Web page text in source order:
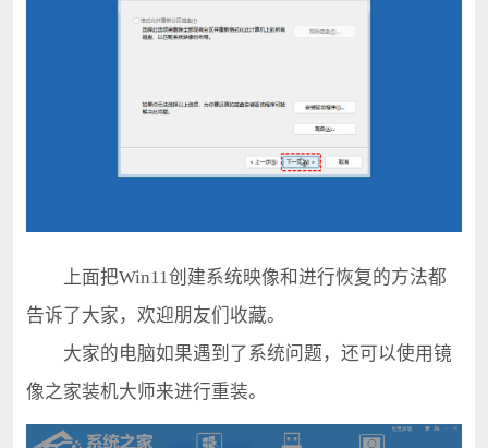
上面把Win11创建系统映像和进行恢复的方法都
告诉了大家，欢迎朋友们收藏。
大家的电脑如果遇到了系统问题，还可以使用镜
像之家装机大师来进行重装。